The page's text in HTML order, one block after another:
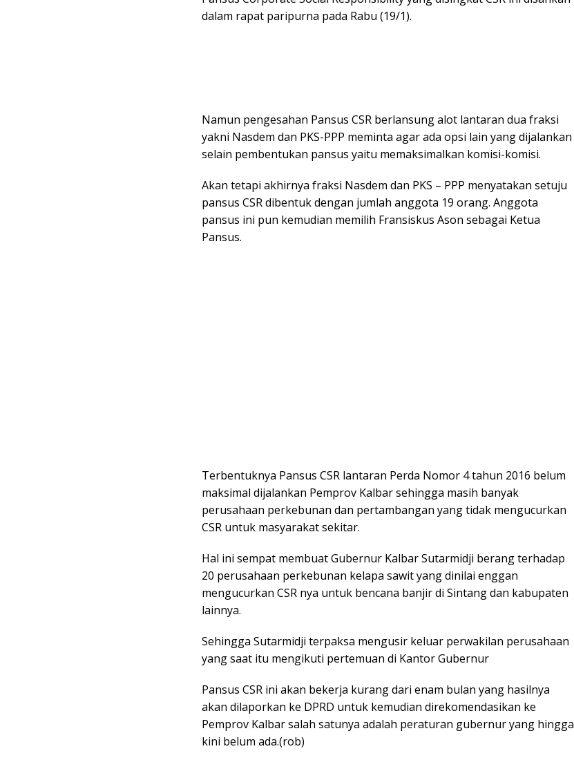
dalam rapat paripurna pada Rabu (19/1).
Namun pengesahan Pansus CSR berlansung alot lantaran dua fraksi
yakni Nasdem dan PKS-PPP meminta agar ada opsi lain yang dijalankan
selain pembentukan pansus yaitu memaksimalkan komisi-komisi.
Akan tetapi akhirnya fraksi Nasdem dan PKS – PPP menyatakan setuju
pansus CSR dibentuk dengan jumlah anggota 19 orang. Anggota
pansus ini pun kemudian memilih Fransiskus Ason sebagai Ketua
Pansus.
Terbentuknya Pansus CSR lantaran Perda Nomor 4 tahun 2016 belum
maksimal dijalankan Pemprov Kalbar sehingga masih banyak
perusahaan perkebunan dan pertambangan yang tidak mengucurkan
CSR untuk masyarakat sekitar.
Hal ini sempat membuat Gubernur Kalbar Sutarmidji berang terhadap
20 perusahaan perkebunan kelapa sawit yang dinilai enggan
mengucurkan CSR nya untuk bencana banjir di Sintang dan kabupaten
lainnya.
Sehingga Sutarmidji terpaksa mengusir keluar perwakilan perusahaan
yang saat itu mengikuti pertemuan di Kantor Gubernur
Pansus CSR ini akan bekerja kurang dari enam bulan yang hasilnya
akan dilaporkan ke DPRD untuk kemudian direkomendasikan ke
Pemprov Kalbar salah satunya adalah peraturan gubernur yang hingga
kini belum ada.(rob)